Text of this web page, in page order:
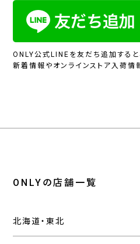
ONLY公式LINEを友だち追加すると
新着情報やオンラインストア入荷情
ONLYの店舗一覧
北海道・東北